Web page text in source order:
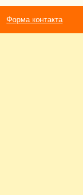
Форма контакта